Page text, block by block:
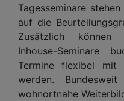
Tagesseminare
auf die
Zusätzlich können
Inhouse-Seminare
Termine flexibel mit
werden.
wohnortnahe